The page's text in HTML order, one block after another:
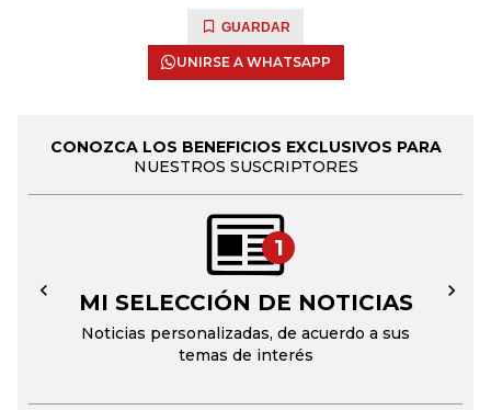
GUARDAR
UNIRSE A WHATSAPP
CONOZCA LOS BENEFICIOS EXCLUSIVOS PARA
NUESTROS SUSCRIPTORES
1
MI SELECCIÓN DE NOTICIAS
Noticias personalizadas, de acuerdo a sus
temas de interés
← →